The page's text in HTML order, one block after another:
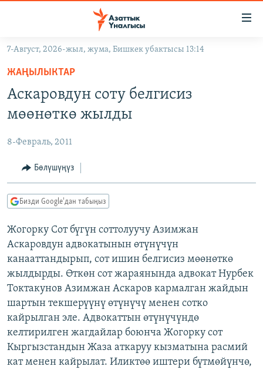
Навигацияга
өтүңүз
Издөөгө
салыңызКЫРГЫЗСТАН
ЭКОНОМИКА
МАДАНИЯТ
ДҮЙНӨ
БОРБОР АЗИЯ
АТАЙЫН ИЛИКТӨӨ
ТВ ПРОГРАММАЛАР
ЭКСПЕРТТЕР ТАЛДАЙТ
БИЗ ЖАНА ДҮЙНӨ
ДАНИСТЕ
ЭЖЕ-СИҢДИЛЕР
АЗАТТЫК+
ЫҢГАЙСЫЗ СУРООЛОР
ӨЗГӨЧӨ ПИКИР
Русский
ОНЛАЙН ШЕРИНЕ
ЭЕ/АРнун бардык сайттары
7-Август, 2026-жыл, жума, Бишкек убактысы 13:14
ЖАҢЫЛЫКТАР
Аскаровдун соту белгисиз
мөөнөткө жылды
8-Февраль, 2011
Бөлүшүңүз
Бизди Google'дан табыңыз
Жогорку Сот бүгүн соттолуучу Азимжан
Аскаровдун адвокатынын өтүнүчүн
канааттандырып, сот ишин белгисиз мөөнөткө
жылдырды. Өткөн сот жараянында адвокат Нурбек
Токтакунов Азимжан Аскаров кармалган жайдын
шартын текшерүүнү өтүнүчү менен сотко
кайрылган эле. Адвокаттын өтүнүчүндө
келтирилген жагдайлар боюнча Жогорку сот
Кыргызстандын Жаза аткаруу кызматына расмий
кат менен кайрылат. Иликтөө иштери бүтмөйүнчө,